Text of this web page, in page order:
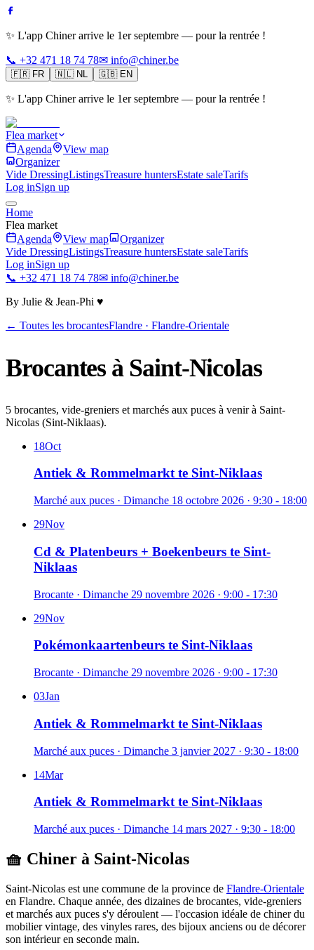
✨ L'app Chiner arrive le 1er septembre — pour la rentrée !
📞 +32 471 18 74 78✉ info@chiner.be
🇫🇷 FR 🇳🇱 NL 🇬🇧 EN
✨ L'app Chiner arrive le 1er septembre — pour la rentrée !
Flea market
Agenda
View map
Organizer
Vide DressingListingsTreasure huntersEstate saleTarifs
Log inSign up
Home
Flea market
Agenda
View map
Organizer
Vide DressingListingsTreasure huntersEstate saleTarifs
Log inSign up
📞 +32 471 18 74 78✉ info@chiner.be
By Julie & Jean-Phi ♥
← Toutes les brocantesFlandre · Flandre-Orientale
Brocantes à Saint-Nicolas
5 brocantes, vide-greniers et marchés aux puces à venir à Saint-
Nicolas (Sint-Niklaas).
18Oct
Antiek & Rommelmarkt te Sint-Niklaas
Marché aux puces · Dimanche 18 octobre 2026 · 9:30 - 18:00
29Nov
Cd & Platenbeurs + Boekenbeurs te Sint-
Niklaas
Brocante · Dimanche 29 novembre 2026 · 9:00 - 17:30
29Nov
Pokémonkaartenbeurs te Sint-Niklaas
Brocante · Dimanche 29 novembre 2026 · 9:00 - 17:30
03Jan
Antiek & Rommelmarkt te Sint-Niklaas
Marché aux puces · Dimanche 3 janvier 2027 · 9:30 - 18:00
14Mar
Antiek & Rommelmarkt te Sint-Niklaas
Marché aux puces · Dimanche 14 mars 2027 · 9:30 - 18:00
🧺 Chiner à Saint-Nicolas
Saint-Nicolas est une commune de la province de Flandre-Orientale
en Flandre. Chaque année, des dizaines de brocantes, vide-greniers
et marchés aux puces s'y déroulent — l'occasion idéale de chiner du
mobilier vintage, des vinyles rares, des bijoux anciens ou de décorer
son intérieur en seconde main.